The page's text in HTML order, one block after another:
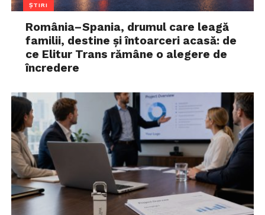
ȘTIRI
România–Spania, drumul care leagă
familii, destine și întoarceri acasă: de
ce Elitur Trans rămâne o alegere de
încredere